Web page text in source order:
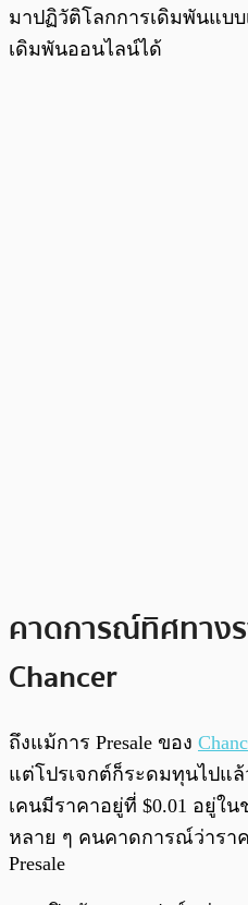
มาปฏิวัติโลกการเดิมพันแบ
เดิมพันออนไลน์ได้
คาดการณ์ทิศทาง
Chancer
ถึงแม้การ Presale ของ
แต่โปรเจกต์ก็ระดมทุนไปแล้
เคนมีราคาอยู่ที่ $0.01 อยู่ใน
หลาย ๆ คนคาดการณ์ว่ารา
Presale